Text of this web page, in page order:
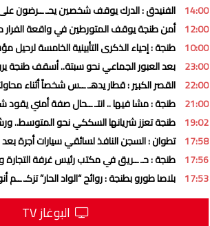
14:00 الفنيدق : الدرك يوقف شخصين يحـ ــرضون على
12:00 أمن طنجة يوقف المتورطين في واقعة الفرار
10:00 طنجة : إحياء الذكرى التأبينية الخامسة
23:00 بعد العبور الجماعي نحو سبتة.. أسقف طنجة
22:00 القصر الكبير : قطار يدهـ ــس شخصاً أثناء
21:00 طنجة : مشا فيها .. انتـ ــحال صفة أمني
19:02 طنجة تعزز شريانها السككي نحو المتوسط..
17:58 تطوان : السجن النافذ لسائقي سيارات أجرة
17:56 طنجة : حـ ــريق في مكتب رئيس غرفة التجارة
17:53 بلاصا طورو بطنجة : روائح “الواد الحار” تزكـ
البوغاز TV